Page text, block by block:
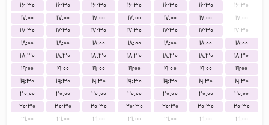
۱۶:۳۰
۱۷:۰۰
۱۷:۳۰
۱۸:۰۰
۱۸:۳۰
۱۹:۰۰
۱۹:۳۰
۲۰:۰۰
۲۰:۳۰
۲۱:۰۰
۱۶:۳۰
۱۷:۰۰
۱۷:۳۰
۱۸:۰۰
۱۸:۳۰
۱۹:۰۰
۱۹:۳۰
۲۰:۰۰
۲۰:۳۰
۲۱:۰۰
۱۶:۳۰
۱۷:۰۰
۱۷:۳۰
۱۸:۰۰
۱۸:۳۰
۱۹:۰۰
۱۹:۳۰
۲۰:۰۰
۲۰:۳۰
۲۱:۰۰
۱۶:۳۰
۱۷:۰۰
۱۷:۳۰
۱۸:۰۰
۱۸:۳۰
۱۹:۰۰
۱۹:۳۰
۲۰:۰۰
۲۰:۳۰
۲۱:۰۰
۱۶:۳۰
۱۷:۰۰
۱۷:۳۰
۱۸:۰۰
۱۸:۳۰
۱۹:۰۰
۱۹:۳۰
۲۰:۰۰
۲۰:۳۰
۲۱:۰۰
۱۶:۳۰
۱۷:۰۰
۱۷:۳۰
۱۸:۰۰
۱۸:۳۰
۱۹:۰۰
۱۹:۳۰
۲۰:۰۰
۲۰:۳۰
۲۱:۰۰
۱۶:۳۰
۱۷:۰۰
۱۷:۳۰
۱۸:۰۰
۱۸:۳۰
۱۹:۰۰
۱۹:۳۰
۲۰:۰۰
۲۰:۳۰
۲۱:۰۰